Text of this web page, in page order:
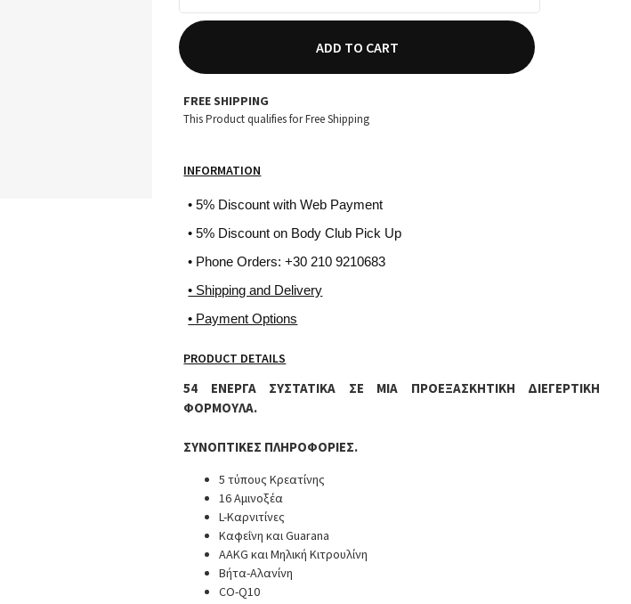
ADD TO CART
INFORMATION
• 5% Discount with Web Payment
• 5% Discount on Body Club Pick Up
• Phone Orders: +30 210 9210683
• Shipping and Delivery
• Payment Options
FREE SHIPPING
This Product qualifies for Free Shipping
PRODUCT DETAILS
54 ΕΝΕΡΓΑ ΣΥΣΤΑΤΙΚΑ ΣΕ ΜΙΑ ΠΡΟΕΞΑΣΚΗΤΙΚΗ ΔΙΕΓΕΡΤΙΚΗ
ΦΟΡΜΟΥΛΑ.
ΣΥΝΟΠΤΙΚΕΣ ΠΛΗΡΟΦΟΡΙΕΣ.
5 τύπους Κρεατίνης
16 Αμινοξέα
L-Καρνιτίνες
Καφεΐνη και Guarana
AAKG και Μηλική Κιτρουλίνη
Βήτα-Αλανίνη
CO-Q10